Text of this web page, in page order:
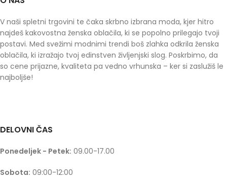
V naši spletni trgovini te čaka skrbno izbrana moda, kjer hitro
najdeš kakovostna ženska oblačila, ki se popolno prilegajo tvoji
postavi. Med svežimi modnimi trendi boš zlahka odkrila ženska
oblačila, ki izražajo tvoj edinstven življenjski slog. Poskrbimo, da
so cene prijazne, kvaliteta pa vedno vrhunska – ker si zaslužiš le
najboljše!
DELOVNI ČAS
Ponedeljek - Petek: 09.00-17.00
Sobota: 09:00-12:00